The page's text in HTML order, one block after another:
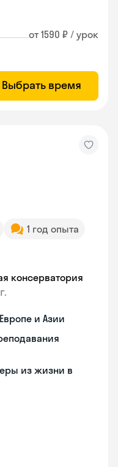
от 1590 ₽ / урок
Выбрать время
1 год опыта
консерватория
и Азии
из жизни в